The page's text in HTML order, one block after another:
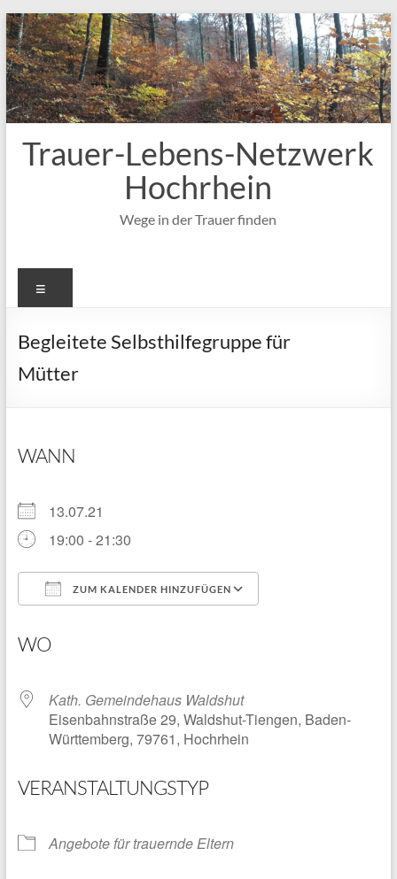
Zum
Inhalt
springen
Trauer-Lebens-Netzwerk
Hochrhein
Wege in der Trauer finden
Begleitete Selbsthilfegruppe für
Mütter
WANN
13.07.21
19:00 - 21:30
ZUM KALENDER HINZUFÜGEN
WO
Kath. Gemeindehaus Waldshut
Eisenbahnstraße 29, Waldshut-Tiengen, Baden-
Württemberg, 79761, Hochrhein
VERANSTALTUNGSTYP
Angebote für trauernde Eltern